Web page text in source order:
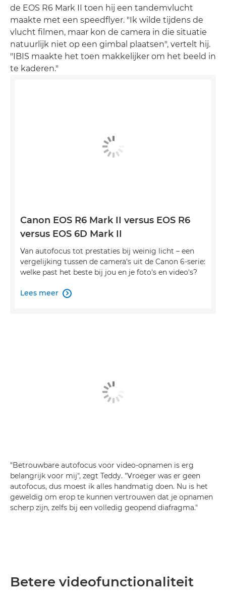
de EOS R6 Mark II toen hij een tandemvlucht
maakte met een speedflyer. "Ik wilde tijdens de
vlucht filmen, maar kon de camera in die situatie
natuurlijk niet op een gimbal plaatsen", vertelt hij.
"IBIS maakte het toen makkelijker om het beeld in
te kaderen."
Canon EOS R6 Mark II versus EOS R6
versus EOS 6D Mark II
Van autofocus tot prestaties bij weinig licht – een
vergelijking tussen de camera's uit de Canon 6-serie:
welke past het beste bij jou en je foto's en video's?
Lees meer 
"Betrouwbare autofocus voor video-opnamen is erg
belangrijk voor mij", zegt Teddy. "Vroeger was er geen
autofocus, dus moest ik alles handmatig doen. Nu is het
geweldig om erop te kunnen vertrouwen dat je opnamen
scherp zijn, zelfs bij een volledig geopend diafragma."
Betere videofunctionaliteit